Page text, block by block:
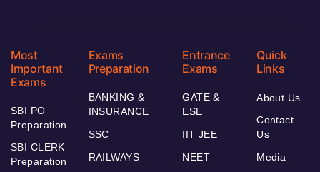
Most
Important
Exams
SBI PO
Preparation
SBI CLERK
Preparation
Exams
Preparation
BANKING &
INSURANCE
SSC
RAILWAYS
Entrance
Exams
GATE &
ESE
IIT JEE
NEET
Quick
Links
About Us
Contact
Us
Media